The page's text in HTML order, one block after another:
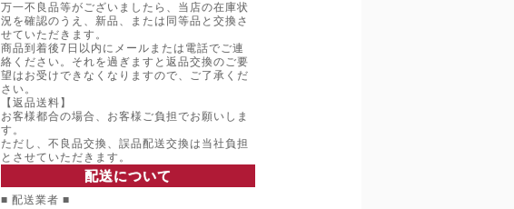
万一不良品等がございましたら、当店の在庫状
況を確認のうえ、新品、または同等品と交換さ
せていただきます。
商品到着後7日以内にメールまたは電話でご連
絡ください。それを過ぎますと返品交換のご要
望はお受けできなくなりますので、ご了承くだ
さい。
【返品送料】
お客様都合の場合、お客様ご負担でお願いしま
す。
ただし、不良品交換、誤品配送交換は当社負担
とさせていただきます。
配送について
■ 配送業者 ■